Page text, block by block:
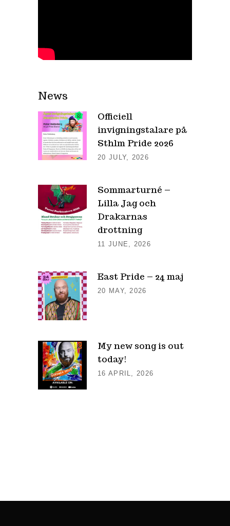
News
Officiell
invigningstalare på
Sthlm Pride 2026
20 JULY, 2026
Sommarturné –
Lilla Jag och
Drakarnas
drottning
11 JUNE, 2026
East Pride – 24 maj
20 MAY, 2026
My new song is out
today!
16 APRIL, 2026